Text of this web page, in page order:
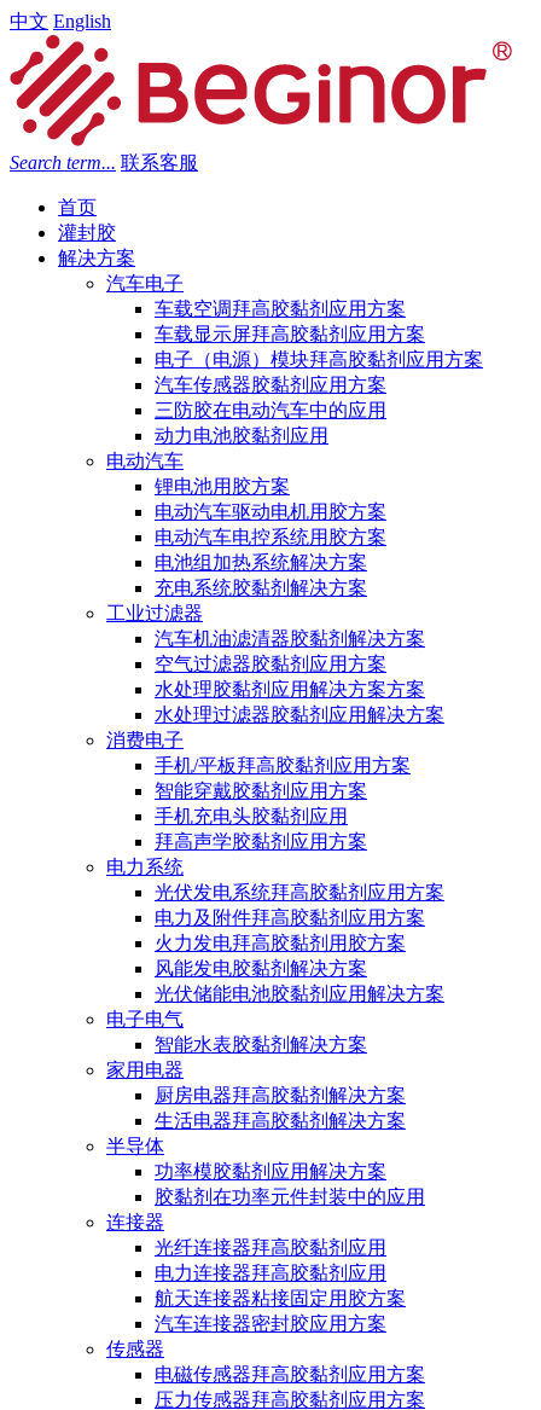
中文 English
Search term... 联系客服
首页
灌封胶
解决方案
汽车电子
车载空调拜高胶黏剂应用方案
车载显示屏拜高胶黏剂应用方案
电子（电源）模块拜高胶黏剂应用方案
汽车传感器胶黏剂应用方案
三防胶在电动汽车中的应用
动力电池胶黏剂应用
电动汽车
锂电池用胶方案
电动汽车驱动电机用胶方案
电动汽车电控系统用胶方案
电池组加热系统解决方案
充电系统胶黏剂解决方案
工业过滤器
汽车机油滤清器胶黏剂解决方案
空气过滤器胶黏剂应用方案
水处理胶黏剂应用解决方案方案
水处理过滤器胶黏剂应用解决方案
消费电子
手机/平板拜高胶黏剂应用方案
智能穿戴胶黏剂应用方案
手机充电头胶黏剂应用
拜高声学胶黏剂应用方案
电力系统
光伏发电系统拜高胶黏剂应用方案
电力及附件拜高胶黏剂应用方案
火力发电拜高胶黏剂用胶方案
风能发电胶黏剂解决方案
光伏储能电池胶黏剂应用解决方案
电子电气
智能水表胶黏剂解决方案
家用电器
厨房电器拜高胶黏剂解决方案
生活电器拜高胶黏剂解决方案
半导体
功率模胶黏剂应用解决方案
胶黏剂在功率元件封装中的应用
连接器
光纤连接器拜高胶黏剂应用
电力连接器拜高胶黏剂应用
航天连接器粘接固定用胶方案
汽车连接器密封胶应用方案
传感器
电磁传感器拜高胶黏剂应用方案
压力传感器拜高胶黏剂应用方案